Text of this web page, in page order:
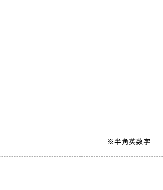
※半角英数字